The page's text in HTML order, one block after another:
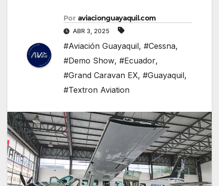
Por aviacionguayaquil.com
ABR 3, 2025
#Aviación Guayaquil, #Cessna,
#Demo Show, #Ecuador,
#Grand Caravan EX, #Guayaquil,
#Textron Aviation